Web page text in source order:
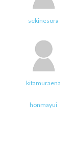
sekinesora
kitamuraena
honmayui